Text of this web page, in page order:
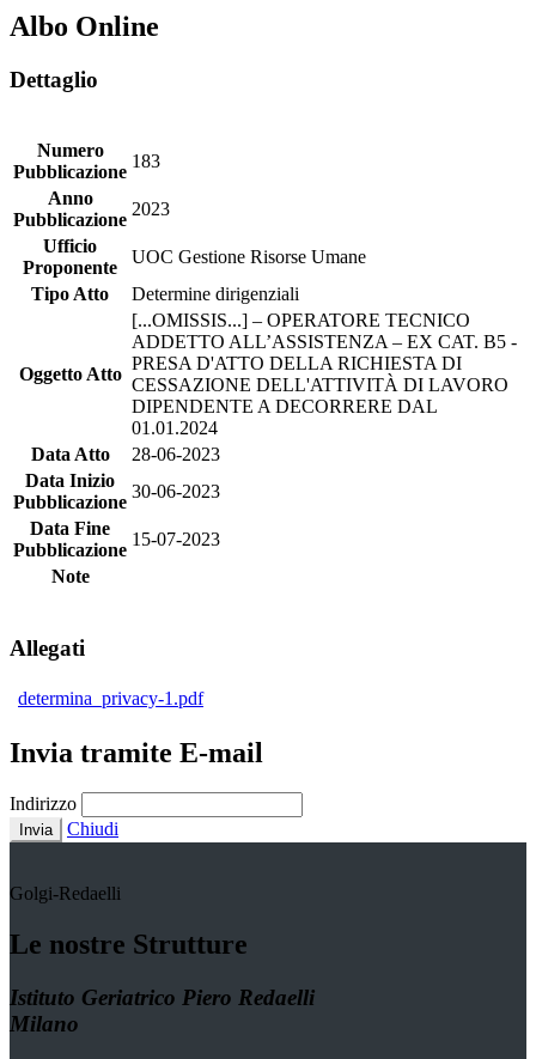
Albo Online
Dettaglio
Numero
Pubblicazione
183
Anno
Pubblicazione
2023
Ufficio
Proponente
UOC Gestione Risorse Umane
Tipo Atto
Determine dirigenziali
Oggetto Atto
[...OMISSIS...] – OPERATORE TECNICO
ADDETTO ALL’ASSISTENZA – EX CAT. B5 -
PRESA D'ATTO DELLA RICHIESTA DI
CESSAZIONE DELL'ATTIVITÀ DI LAVORO
DIPENDENTE A DECORRERE DAL
01.01.2024
Data Atto
28-06-2023
Data Inizio
Pubblicazione
30-06-2023
Data Fine
Pubblicazione
15-07-2023
Note
Allegati
determina_privacy-1.pdf
Invia tramite E-mail
Indirizzo
Invia Chiudi
Golgi-Redaelli
Le nostre Strutture
Istituto Geriatrico Piero Redaelli
Milano